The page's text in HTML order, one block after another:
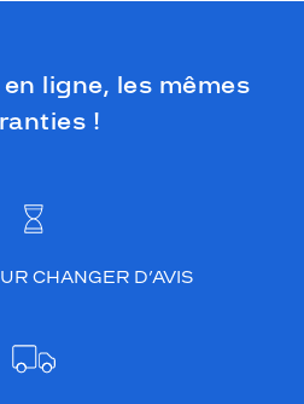
ligne, les mêmes
!
CHANGER D’AVIS